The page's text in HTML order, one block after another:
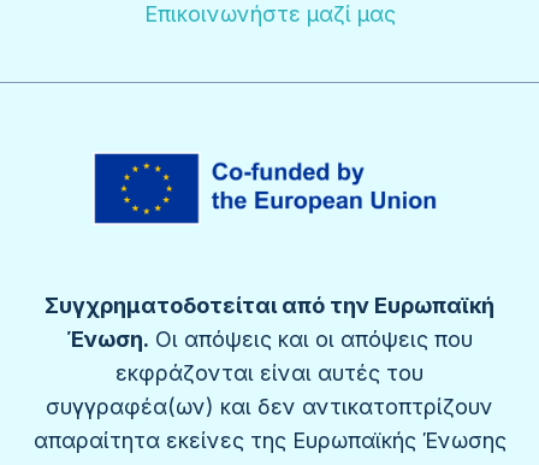
Επικοινωνήστε μαζί μας
Συγχρηματοδοτείται από την Ευρωπαϊκή
Ένωση. Οι απόψεις και οι απόψεις που
εκφράζονται είναι αυτές του
συγγραφέα(ων) και δεν αντικατοπτρίζουν
απαραίτητα εκείνες της Ευρωπαϊκής Ένωσης